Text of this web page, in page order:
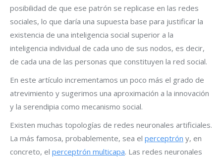
posibilidad de que ese patrón se replicase en las redes
sociales, lo que daría una supuesta base para justificar la
existencia de una inteligencia social superior a la
inteligencia individual de cada uno de sus nodos, es decir,
de cada una de las personas que constituyen la red social.
En este artículo incrementamos un poco más el grado de
atrevimiento y sugerimos una aproximación a la innovación
y la serendipia como mecanismo social.
Existen muchas topologías de redes neuronales artificiales.
La más famosa, probablemente, sea el perceptrón y, en
concreto, el perceptrón multicapa. Las redes neuronales